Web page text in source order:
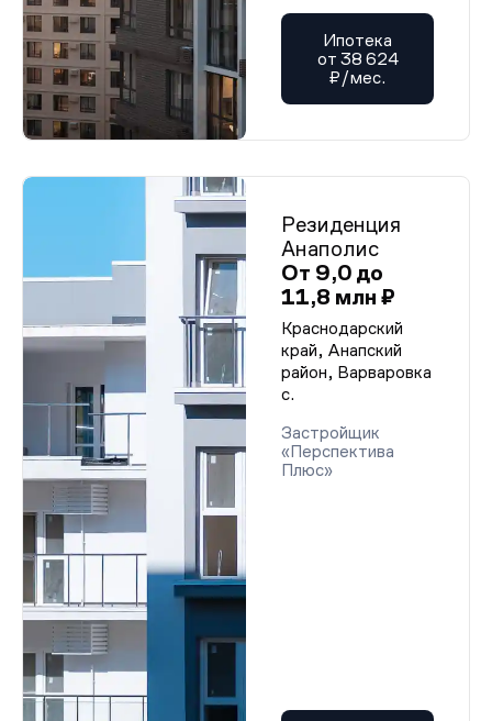
Ипотека
от 38 624
₽/мес.
Резиденция
Анаполис
От 9,0 до
11,8 млн ₽
Краснодарский
край, Анапский
район, Варваровка
с.
Застройщик
«Перспектива
Плюс»